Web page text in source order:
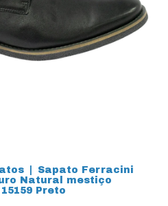
Sapato Ferracini
Natural mestiço
15159 Preto